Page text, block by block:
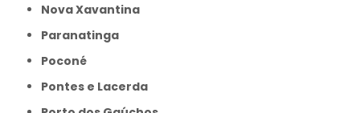
Nova Xavantina
Paranatinga
Poconé
Pontes e Lacerda